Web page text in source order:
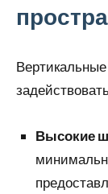
Высокие